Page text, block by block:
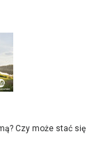
Czy może stać się